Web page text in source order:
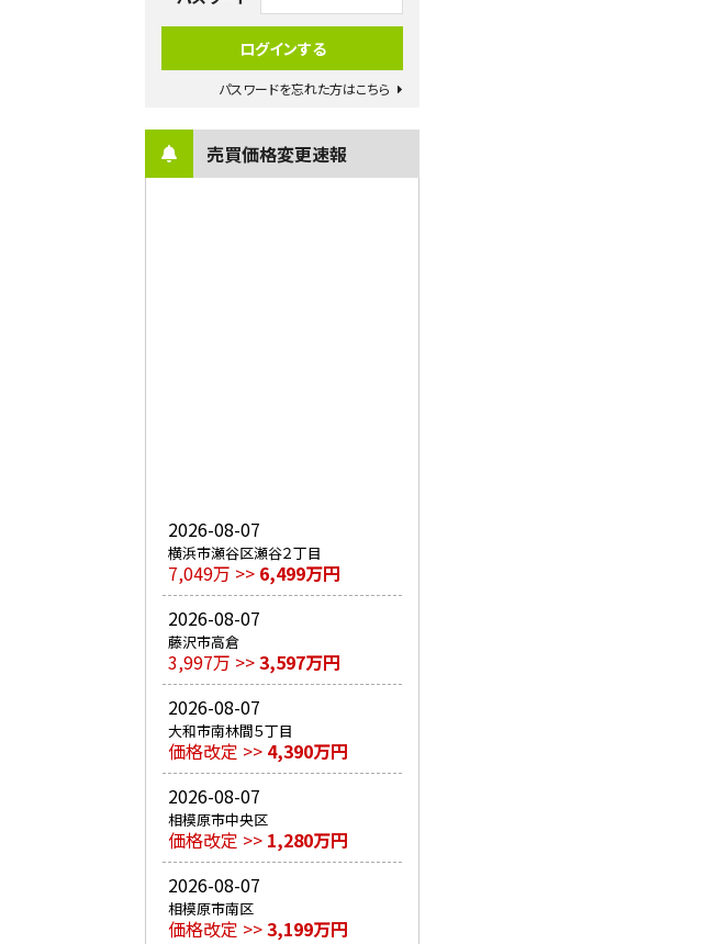
パスワードを忘れた方はこちら
売買価格変更速報
2026-08-07
横浜市瀬谷区瀬谷２丁目
7,049万 >> 6,499万円
2026-08-07
藤沢市高倉
3,997万 >>3,597万円
2026-08-07
大和市南林間５丁目
価格改定 >> 4,390万円
2026-08-07
相模原市中央区
価格改定 >> 1,280万円
2026-08-07
相模原市南区
価格改定 >>3,199万円